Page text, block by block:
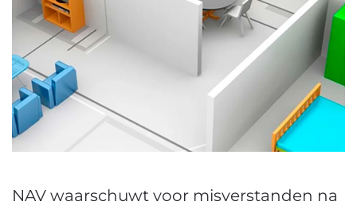
NAV waarschuwt voor misverstanden na